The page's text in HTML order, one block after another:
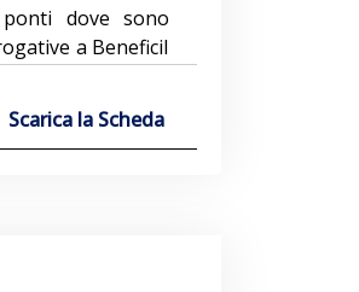
dove sono
a BeneficiI
Le maggiori
maggiori e la
Scarica la Scheda